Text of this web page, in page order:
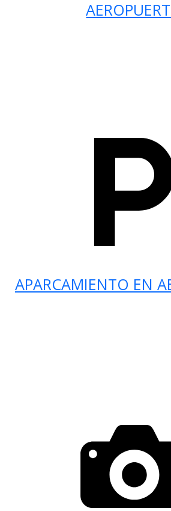
APARCAMIENTO EN